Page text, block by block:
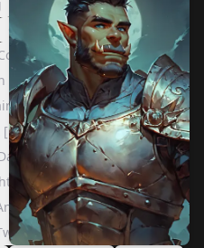
LineArt Mono
Concept Art Ultimatum [M]
Art Eclipse [M]
Oil [M]
Palette Knife
Sharp
Gothic Art 2
[M]
Smooth Night
2
Cold Oil Gothic [M]
Photo 2
Rainbow
2 [M]
Anime 2
[M]
Concept Art